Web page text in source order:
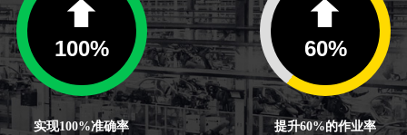
100%
实现100%准确率
60%
提升60%的作业率